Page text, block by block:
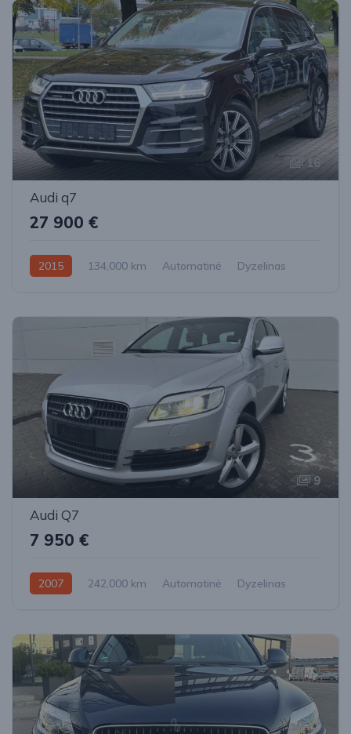
16
Audi q7
27 900 €
2015 134,000 km Automatinė
Dyzelinas
9
Audi Q7
7 950 €
2007 242,000 km Automatinė
Dyzelinas